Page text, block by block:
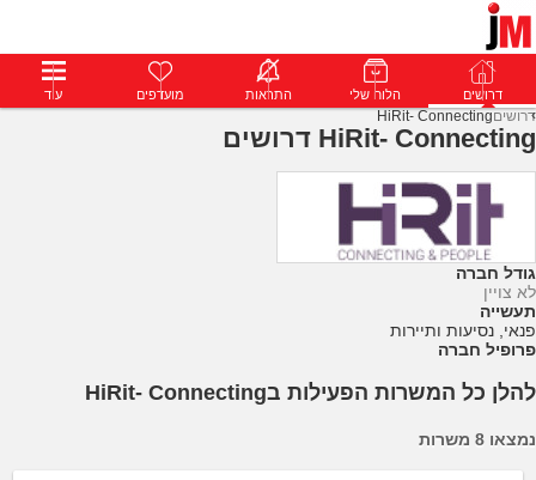
דרושים פרופילים הודעות פרימיום דרושים הלוח שלי התראות מועדפים עוד
דרושיםHiRit- Connecting
HiRit- Connecting דרושים
גודל חברה
לא צויין
תעשייה
פנאי, נסיעות ותיירות
פרופיל חברה
להלן כל המשרות הפעילות בHiRit- Connecting
נמצאו 8 משרות